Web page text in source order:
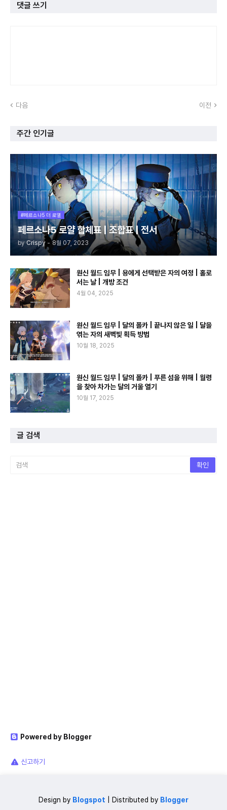
댓글 쓰기
다음 이전
주간 인기글
#페르소나5 더 로열
페르소나5 로얄 합체표 | 조합표 | 전서
by Crispy - 8월 07, 2023
원신 월드 임무 | 용에게 선택받은 자의 여정 | 홀로
서는 날 | 개방 조건
4월 04, 2025
원신 월드 임무 | 달의 폴카 | 끝나지 않은 일 | 달을
엮는 자의 새벽빛 획득 방법
10월 18, 2025
원신 월드 임무 | 달의 폴카 | 푸른 섬을 위해 | 월령
을 찾아 차가는 달의 거울 열기
10월 17, 2025
글 검색
Powered by Blogger
신고하기
Design by Blogspot | Distributed by Blogger